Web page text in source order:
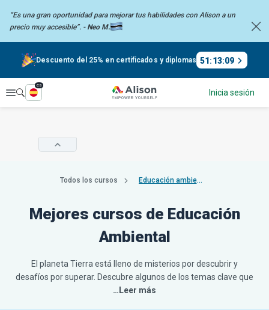
“Es una gran oportunidad para mejorar tus habilidades con Alison a un
preciomuy accesible”. - Neo M.
Descuento del 25% en certificados y diplomas 51:13:09
Explorar
es
Inicia sesión
Todos los cursos Educación ambiental
Mejores cursos de Educación
Ambiental
El planeta Tierra está lleno de misterios por descubrir y
desafíos por superar. Descubre algunos de los temas clave que
…Leer más